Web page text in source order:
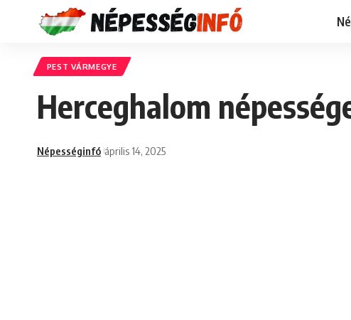
PEST VÁRMEGYE
Herceghalom
Népességinfó április 14, 2025